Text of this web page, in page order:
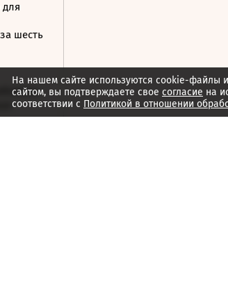
для
шесть
На нашем сайте используются cookie-файлы
сайтом, вы подтверждаете свое согласие на
соответствии с Политикой в отношении